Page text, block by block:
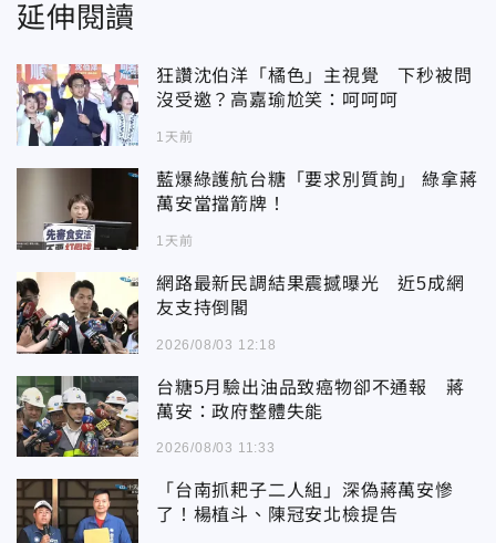
延伸閱讀
狂讚沈伯洋「橘色」主視覺 下秒被問
沒受邀？高嘉瑜尬笑：呵呵呵
1天前
藍爆綠護航台糖「要求別質詢」 綠拿蔣
萬安當擋箭牌！
1天前
網路最新民調結果震撼曝光 近5成網
友支持倒閣
2026/08/03 12:18
台糖5月驗出油品致癌物卻不通報 蔣
萬安：政府整體失能
2026/08/03 11:33
「台南抓耙子二人組」深偽蔣萬安慘
了！楊植斗、陳冠安北檢提告